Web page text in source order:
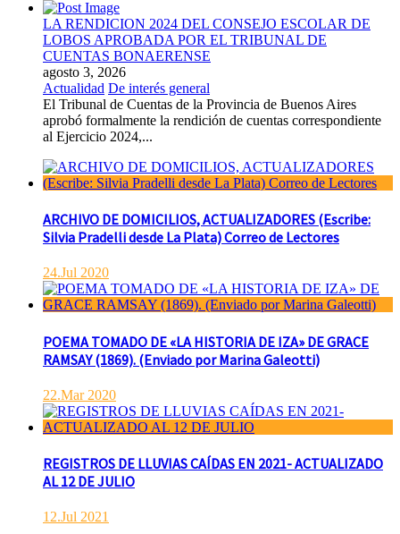
LA RENDICION 2024 DEL CONSEJO ESCOLAR DE
LOBOS APROBADA POR EL TRIBUNAL DE
CUENTAS BONAERENSE
agosto 3, 2026
Actualidad De interés general
El Tribunal de Cuentas de la Provincia de Buenos Aires
aprobó formalmente la rendición de cuentas correspondiente
al Ejercicio 2024,...
ARCHIVO DE DOMICILIOS, ACTUALIZADORES (Escribe:
Silvia Pradelli desde La Plata) Correo de Lectores
24.Jul 2020
POEMA TOMADO DE «LA HISTORIA DE IZA» DE GRACE
RAMSAY (1869). (Enviado por Marina Galeotti)
22.Mar 2020
REGISTROS DE LLUVIAS CAÍDAS EN 2021- ACTUALIZADO
AL 12 DE JULIO
12.Jul 2021